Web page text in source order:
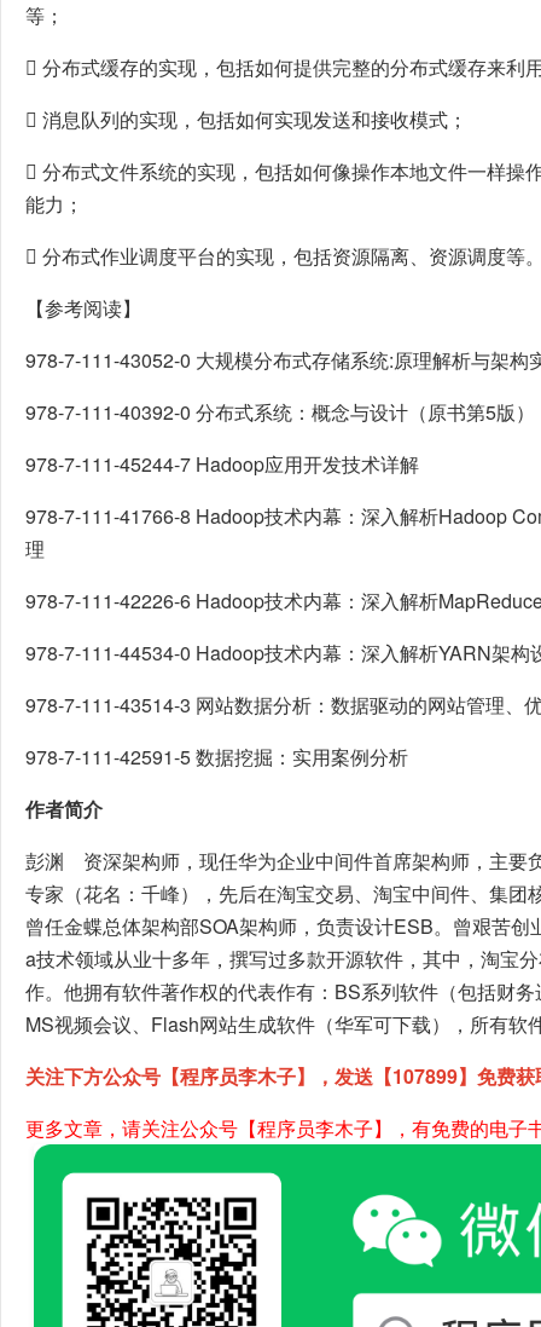
等；
 分布式缓存的实现，包括如何提供完整的分布式缓存来利
 消息队列的实现，包括如何实现发送和接收模式；
 分布式文件系统的实现，包括如何像操作本地文件一样操
能力；
 分布式作业调度平台的实现，包括资源隔离、资源调度等
【参考阅读】
978-7-111-43052-0 大规模分布式存储系统:原理解析与架构
978-7-111-40392-0 分布式系统：概念与设计（原书第5版）
978-7-111-45244-7 Hadoop应用开发技术详解
978-7-111-41766-8 Hadoop技术内幕：深入解析Hadoop
理
978-7-111-42226-6 Hadoop技术内幕：深入解析
978-7-111-44534-0 Hadoop技术内幕：深入解析YARN架构
978-7-111-43514-3 网站数据分析：数据驱动的网站管理、
978-7-111-42591-5 数据挖掘：实用案例分析
作者简介
彭渊 资深架构师，现任华为企业中间件首席架构师，主要
专家（花名：千峰），先后在淘宝交易、淘宝中间件、集团
曾任金蝶总体架构部SOA架构师，负责设计ESB。曾艰苦
a技术领域从业十多年，撰写过多款开源软件，其中，淘宝
作。他拥有软件著作权的代表作有：BS系列软件（包括财
MS视频会议、Flash网站生成软件（华军可下载），所有软
关注下方公众号【程序员李木子】，发送【107899】免费获
更多文章，请关注公众号【程序员李木子】，有免费的电子